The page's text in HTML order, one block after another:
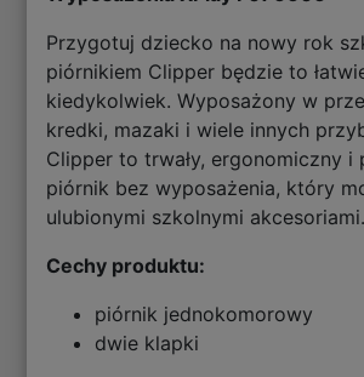
Przygotuj dziecko na nowy rok
piórnikiem Clipper będzie to
kiedykolwiek. Wyposażony w
kredki, mazaki i wiele innych
Clipper to trwały, ergonomiczny i
piórnik bez wyposażenia, który
ulubionymi szkolnymi
Cechy produktu:
piórnik jednokomorowy
dwie klapki